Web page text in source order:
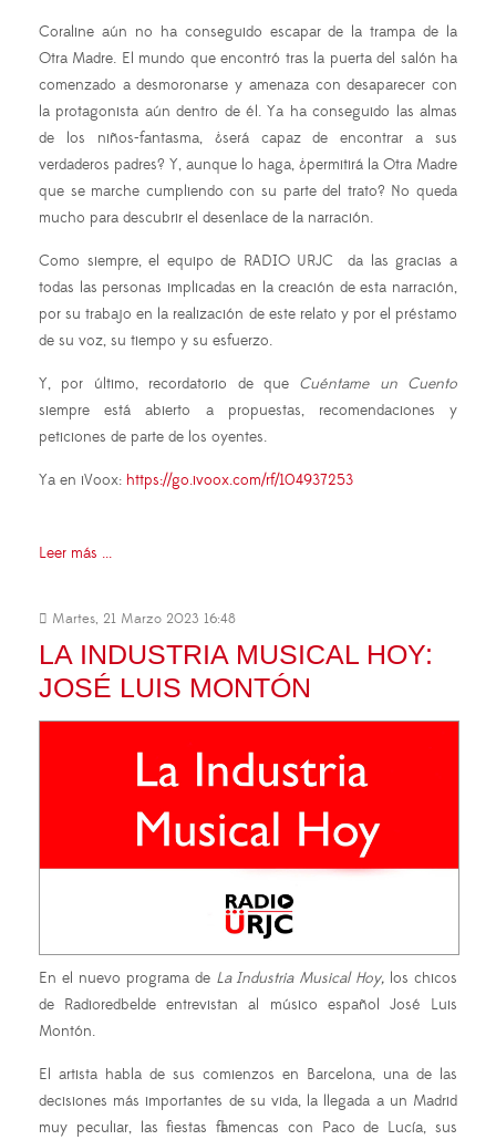
Coraline aún no ha conseguido escapar de la trampa de la
Otra Madre. El mundo que encontró tras la puerta del salón ha
comenzado a desmoronarse y amenaza con desaparecer con
la protagonista aún dentro de él. Ya ha conseguido las almas
de los niños-fantasma, ¿será capaz de encontrar a sus
verdaderos padres? Y, aunque lo haga, ¿permitirá la Otra Madre
que se marche cumpliendo con su parte del trato? No queda
mucho para descubrir el desenlace de la narración.
Como siempre, el equipo de RADIO URJC da las gracias a
todas las personas implicadas en la creación de esta narración,
por su trabajo en la realización de este relato y por el préstamo
de su voz, su tiempo y su esfuerzo.
Y, por último, recordatorio de que Cuéntame un Cuento
siempre está abierto a propuestas, recomendaciones y
peticiones de parte de los oyentes.
Ya en iVoox: https://go.ivoox.com/rf/104937253
Leer más ...
Martes, 21 Marzo 2023 16:48
LA INDUSTRIA MUSICAL HOY:
JOSÉ LUIS MONTÓN
En el nuevo programa de La Industria Musical Hoy, los chicos
de Radioredbelde entrevistan al músico español José Luis
Montón.
El artista habla de sus comienzos en Barcelona, una de las
decisiones más importantes de su vida, la llegada a un Madrid
muy peculiar, las fiestas flamencas con Paco de Lucía, sus